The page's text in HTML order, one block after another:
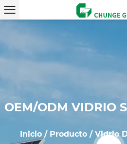
OEM/ODM VIDRIO
Inicio / Producto / Vidrio